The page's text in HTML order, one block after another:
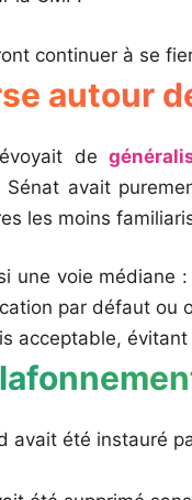
continuer à se
autour
de
Sénat avait
les moins
une voie médiane
par défaut ou
acceptable,
avait été instauré